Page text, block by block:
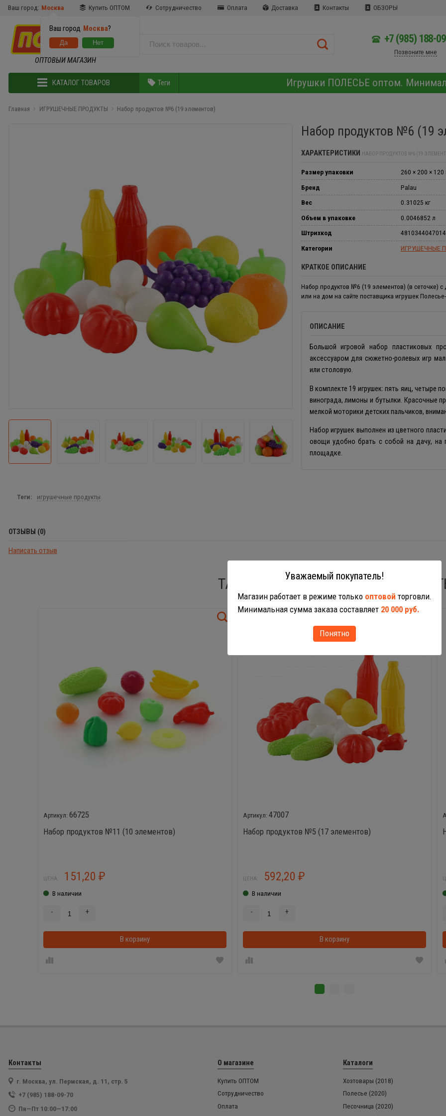
Ваш город: Москва
Ваш город Москва?
Купить ОПТОМ Сотрудничество Оплата Доставка Контакты ОБЗОРЫ
ОПТОВЫЙ МАГАЗИН
+7 (985) 188-
Позвоните мне
КАТАЛОГ ТОВАРОВ Теги Игрушки ПОЛЕСЬЕ оптом.
Главная ИГРУШЕЧНЫЕ ПРОДУКТЫ Набор продуктов №6 (19 элементов)
Набор продуктов №6 (19
ХАРАКТЕРИСТИКИ НАБОР ПРОДУКТОВ №6 (19
Размер упаковки
260 × 200 ×
Бренд
Palau
Вес
0.31025 кг
Объем в упаковке
0.0046852 л
Штрихкод
4810344047014
Категории
ИГРУШЕЧНЫЕ
КРАТКОЕ ОПИСАНИЕ
Набор продуктов №6 (19 элементов) (в сеточке) с
или на дом на сайте поставщика игрушек
ОПИСАНИЕ
Большой игровой набор пластиковых
аксессуаром для сюжетно-ролевых игр
или столовую.
В комплекте 19 игрушек: пять яиц, четыре
винограда, лимоны и бутылки. Красочные
мелкой моторики детских пальчиков,
Набор игрушек выполнен из цветного
овощи удобно брать с собой на дачу, на
площадке.
Теги: игрушечные продукты
ОТЗЫВЫ (0)
Написать отзыв
ТАКЖЕ ВАС МОГУТ
66725
Набор продуктов №11 (10 элементов)
ЦЕНА: 151,20 ₽
В наличии
- +
В корзину В корзинке
47007
Набор продуктов №5 (17 элементов)
ЦЕНА: 592,20 ₽
В наличии
- +
В корзину
Контакты
г. Москва, ул. Пермская, д. 11, стр. 5
+7 (985) 188-09-70
Пн—Пт 10:00—17:00
О магазине
Купить ОПТОМ
Сотрудничество
Оплата
Каталоги
Хозтовары (2018)
Полесье (2020)
Песочница (2020)
Уважаемый покупатель!
Магазин работает в режиме только оптовой торговли.
Минимальная сумма заказа составляет 20 000 руб.
Понятно